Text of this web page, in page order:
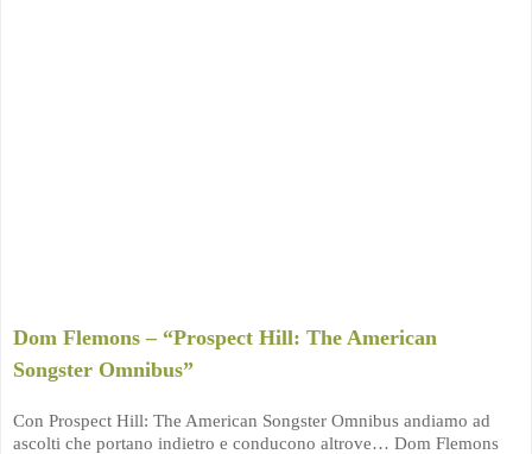
Dom Flemons – “Prospect Hill: The American
Songster Omnibus”
Con Prospect Hill: The American Songster Omnibus andiamo ad
ascolti che portano indietro e conducono altrove… Dom Flemons